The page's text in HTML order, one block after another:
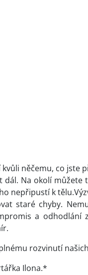
něčemu, co jste
Na okolí
nepřipustí k
staré chyby.
a
rozvinutí
Ilona.*